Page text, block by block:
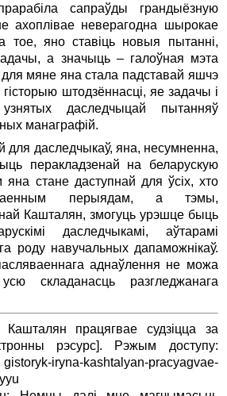
сапраўды грандыёзную
ахоплівае неверагодна шырокае
тое, яно ставіць новыя пытанні,
а значыць – галоўная мэта
для мяне яна стала падставай яшчэ
штодзённасці, яе задачы і
даследчыцай пытанняў
манаграфій.
для даследчыкаў, яна, несумненна,
перакладзенай на беларускую
стане даступнай для ўсіх, хто
перыядам, а тэмы,
Кашталян, змогуць урэшце быць
даследчыкамі, аўтарамі
роду навучальных дапаможнікаў.
аднаўлення не можа
складанасць разгледжанага
Кашталян працягвае судзіцца за
рэсурс]. Рэжым доступу:
iryna-kashtalyan-pracyagvae-